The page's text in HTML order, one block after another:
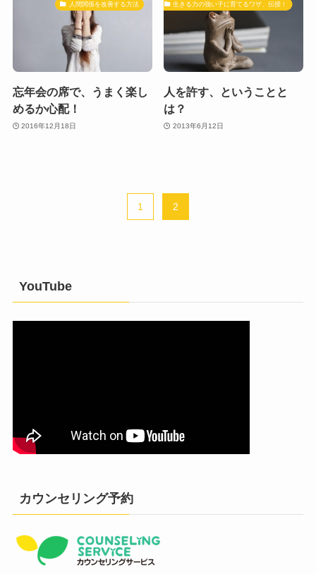
人間関係を改善する方法
忘年会の席で、うまく楽し
めるか心配！
2016年12月18日
生きる力の強い子に育てるワザ、伝授！
人を許す、ということと
は？
2013年6月12日
1 2
YouTube
カウンセリング予約